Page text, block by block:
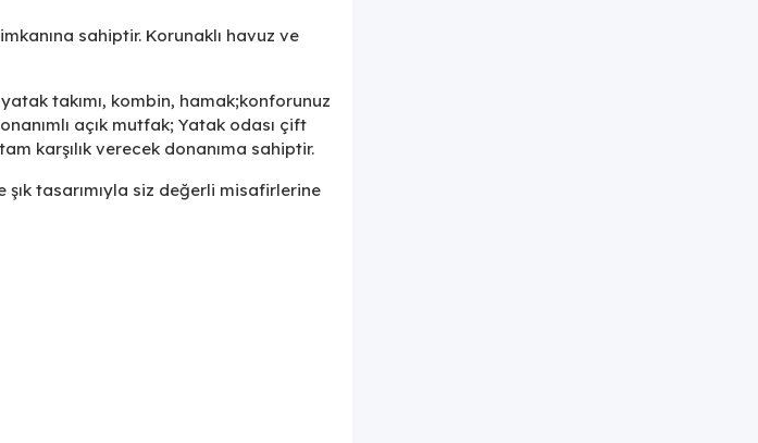
sahiptir. Korunaklı havuz ve
takımı, kombin, hamak;konforunuz
açık mutfak; Yatak odası çift
karşılık verecek donanıma sahiptir.
tasarımıyla siz değerli misafirlerine